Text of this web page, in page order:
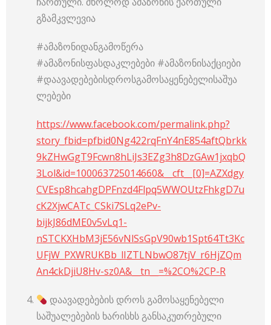
გზამკვლევია
#ამაზონიდანგამოწერა
#ამაზონისფასდაკლებები #ამაზონისაქციები
#დაავადებებისდროსგამოსაყენებელისაშუა
ლებები
https://www.facebook.com/permalink.php?
story_fbid=pfbid0Ng422rqFnY4nE854aftQbrkk
9kZHwGgT9Fcwn8hLiJs3EZg3h8DzGAw1jxqbQ
3Lol&id=100063725014660&__cft__[0]=AZXdgy
CVEsp8hcahgDPFnzd4Flpq5WWOUtzFhkgD7u
cK2XjwCATc_CSki7SLq2ePv-
bijkJ86dME0v5vLq1-
nSTCKXHbM3jE56vNlSsGpV90wb1Spt64Tt3Kc
UFjW_PXWRUKBb_lIZTLNbwO87tjV_r6HjZQm
An4ckDjiU8Hv-sz0A&__tn__=%2CO%2CP-R
დაავადებების დროს გამოსაყენებელი
საშუალებების ხარისხს განსაკუთრებული